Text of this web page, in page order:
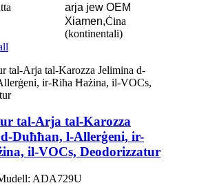
arja jew OEM
Xiamen,Ċina
(kontinentali)
tal-Arja tal-Karozza
Duħħan, l-Allerġeni, ir-
il-VOCs, Deodorizzatur
ADA729U